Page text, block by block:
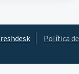
Política de